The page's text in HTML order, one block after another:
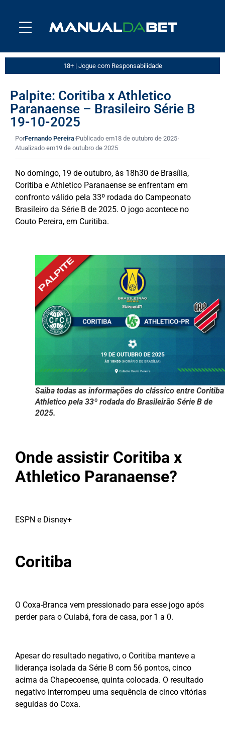
18+ | Jogue com Responsabilidade
Palpite: Coritiba x Athletico
Paranaense – Brasileiro Série B
19-10-2025
PorFernando Pereira·Publicado em18 de outubro de 2025·
Atualizado em19 de outubro de 2025
No domingo, 19 de outubro, às 18h30 de Brasília,
Coritiba e Athletico Paranaense se enfrentam em
confronto válido pela 33º rodada do Campeonato
Brasileiro da Série B de 2025. O jogo acontece no
Couto Pereira, em Curitiba.
Saiba todas as informações do clássico entre
Athletico pela 33º rodada do Brasileirão Série B de
2025.
Onde assistir Coritiba x
Athletico Paranaense?
ESPN e Disney+
Coritiba
O Coxa-Branca vem pressionado para esse jogo após
perder para o Cuiabá, fora de casa, por 1 a 0.
Apesar do resultado negativo, o Coritiba manteve a
liderança isolada da Série B com 56 pontos, cinco
acima da Chapecoense, quinta colocada. O resultado
negativo interrompeu uma sequência de cinco vitórias
seguidas do Coxa.